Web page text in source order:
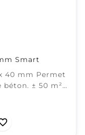
Smart
Permet
50 m² /